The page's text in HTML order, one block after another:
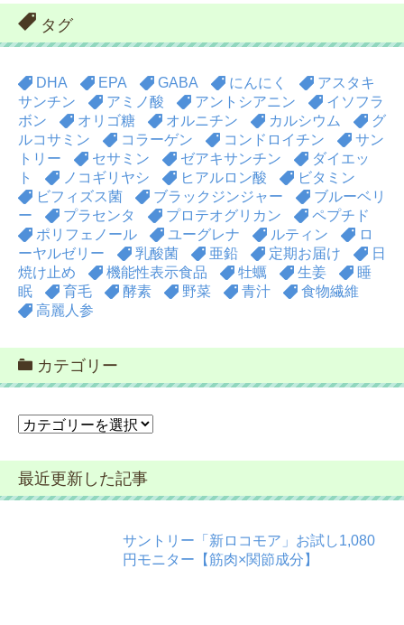
タグ
DHA EPA GABA にんにく
アスタキ
サンチン
アミノ酸 アントシアニン
イソフラ
ボン
オリゴ糖 オルニチン カルシウム
グ
ルコサミン
コラーゲン コンドロイチン
サン
トリー
セサミン ゼアキサンチン
ダイエッ
ト
ノコギリヤシ ヒアルロン酸
ビタミン
ビフィズス菌
ブラックジンジャー
ブルーベリ
ー
プラセンタ プロテオグリカン
ペプチド
ポリフェノール
ユーグレナ ルティン
ロ
ーヤルゼリー
乳酸菌 亜鉛 定期お届け
日
焼け止め
機能性表示食品 牡蠣 生姜
睡
眠
育毛 酵素 野菜 青汁
食物繊維
高麗人参
カテゴリー
カ
ゴ
リ
ー
最近更新した記事
サントリー「新ロコモア」お試し1,080
円モニター【筋肉×関節成分】